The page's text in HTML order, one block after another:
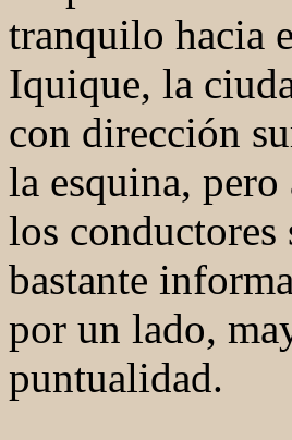
tranquilo hacia
Iquique, la
con dirección
la esquina, pero
los conductores
bastante
por un lado,
puntualidad.